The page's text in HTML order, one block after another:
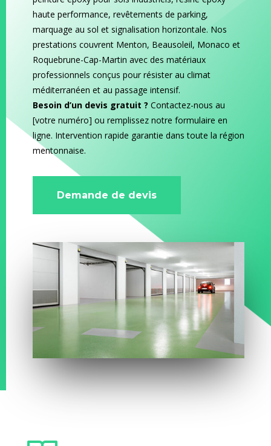
haute performance, revêtements de parking,
marquage au sol et signalisation horizontale. Nos
prestations couvrent Menton, Beausoleil, Monaco et
Roquebrune-Cap-Martin avec des matériaux
professionnels conçus pour résister au climat
méditerranéen et au passage intensif.
Besoin d’un devis gratuit ? Contactez-nous au
[votre numéro] ou remplissez notre formulaire en
ligne. Intervention rapide garantie dans toute la région
mentonnaise.
Demande de devis